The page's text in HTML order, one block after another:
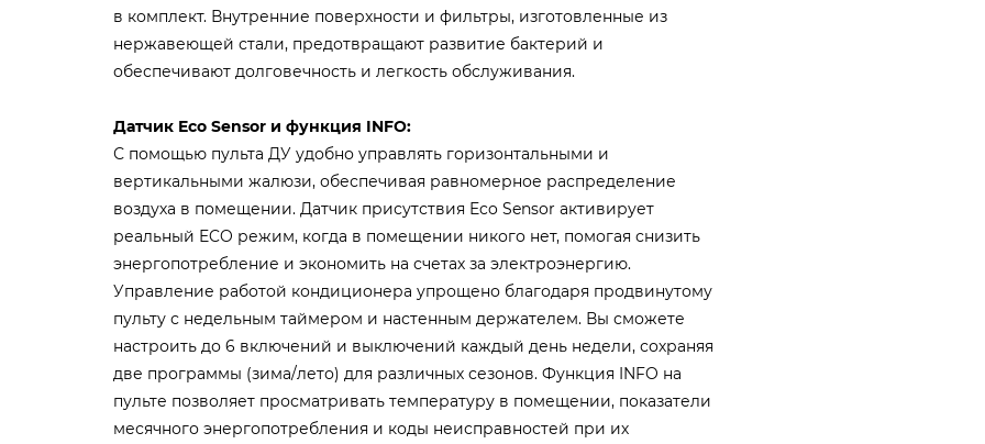
в комплект. Внутренние поверхности и фильтры, изготовленные из
нержавеющей стали, предотвращают развитие бактерий и
обеспечивают долговечность и легкость обслуживания.
Датчик Eco Sensor и функция INFO:
С помощью пульта ДУ удобно управлять горизонтальными и
вертикальными жалюзи, обеспечивая равномерное распределение
воздуха в помещении. Датчик присутствия Eco Sensor активирует
реальный ECO режим, когда в помещении никого нет, помогая снизить
энергопотребление и экономить на счетах за электроэнергию.
Управление работой кондиционера упрощено благодаря продвинутому
пульту с недельным таймером и настенным держателем. Вы сможете
настроить до 6 включений и выключений каждый день недели, сохраняя
две программы (зима/лето) для различных сезонов. Функция INFO на
пульте позволяет просматривать температуру в помещении, показатели
месячного энергопотребления и коды неисправностей при их